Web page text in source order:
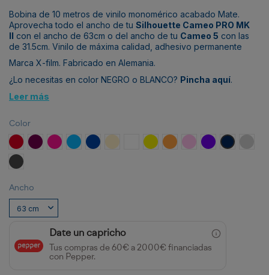
Bobina de 10 metros de vinilo monomérico acabado Mate.
Aprovecha todo el ancho de tu Silhouette Cameo PRO MK
II con el ancho de 63cm o del ancho de tu Cameo 5 con las
de 31.5cm. Vinilo de máxima calidad, adhesivo permanente
Marca X-film. Fabricado en Alemania.
¿Lo necesitas en color NEGRO o BLANCO? Pincha aquí.
Leer más
Color
Signal Red RAL 3001
Purple Red RAL 3004
Tele Magenta RAL 4010
Light Blue RAL 5012
Gentian Blue RAL 5010
Light Ivory RAL 1015
White RAL 9010
Yellow HKS 2
Pastel Orange RAL 2003
Light Pink RAL 3015
Dark Violet HKS
Steel Blue
Basalt Grey RAL 7012
Ancho
Date un capricho
Tus compras de 60€ a 2000€ financiadas
con Pepper.